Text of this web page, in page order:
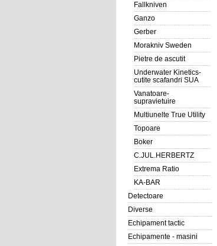
Fallkniven
Ganzo
Gerber
Morakniv Sweden
Pietre de ascutit
Underwater Kinetics-
cutite scafandri SUA
Vanatoare-
supravietuire
Multiunelte True Utility
Topoare
Boker
C.JUL.HERBERTZ
Extrema Ratio
KA-BAR
Detectoare
Diverse
Echipament tactic
Echipamente - masini